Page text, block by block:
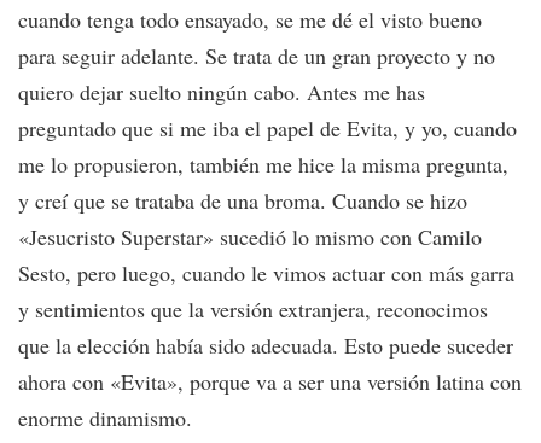
cuando tenga todo ensayado, se me dé el visto bueno
para seguir adelante. Se trata de un gran proyecto y no
quiero dejar suelto ningún cabo. Antes me has
preguntado que si me iba el papel de Evita, y yo, cuando
me lo propusieron, también me hice la misma pregunta,
y creí que se trataba de una broma. Cuando se hizo
«Jesucristo Superstar» sucedió lo mismo con Camilo
Sesto, pero luego, cuando le vimos actuar con más garra
y sentimientos que la versión extranjera, reconocimos
que la elección había sido adecuada. Esto puede suceder
ahora con «Evita», porque va a ser una versión latina con
enorme dinamismo.